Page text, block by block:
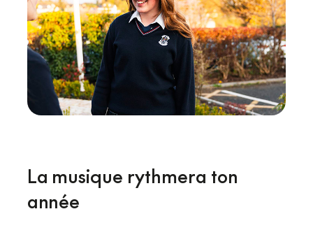
La musique rythmera ton
année